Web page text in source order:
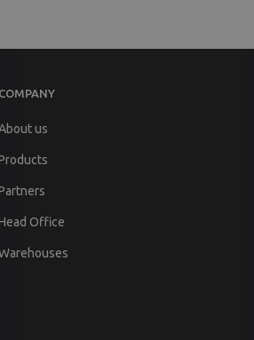
COMPANY
us
Office